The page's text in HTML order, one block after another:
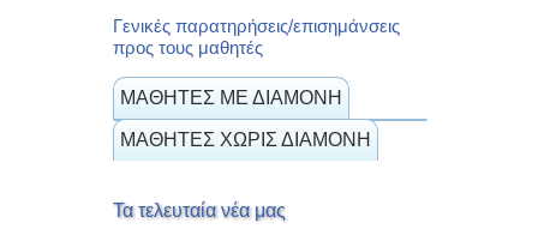
Γενικές παρατηρήσεις/επισημάνσεις
προς τους μαθητές
ΜΑΘΗΤΕΣ ΜΕ ΔΙΑΜΟΝΗ
ΜΑΘΗΤΕΣ ΧΩΡΙΣ ΔΙΑΜΟΝΗ
Τα τελευταία νέα μας